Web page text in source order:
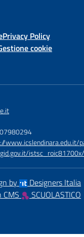
Privacy Policy
cookie
www.icslendinara.edu.it/
by
Designers Italia
SCUOLASTICO